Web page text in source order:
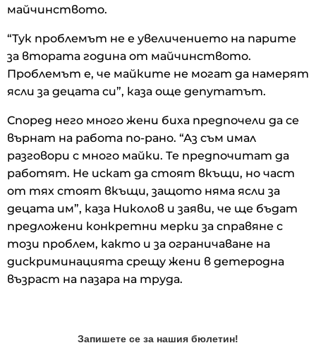
майчинството.
“Тук проблемът не е увеличението на парите
за втората година от майчинството.
Проблемът е, че майките не могат да намерят
ясли за децата си”, каза още депутатът.
Според него много жени биха предпочели да се
върнат на работа по-рано. “Аз съм имал
разговори с много майки. Те предпочитат да
работят. Не искат да стоят вкъщи, но част
от тях стоят вкъщи, защото няма ясли за
децата им”, каза Николов и заяви, че ще бъдат
предложени конкретни мерки за справяне с
този проблем, както и за ограничаване на
дискриминацията срещу жени в детеродна
възраст на пазара на труда.